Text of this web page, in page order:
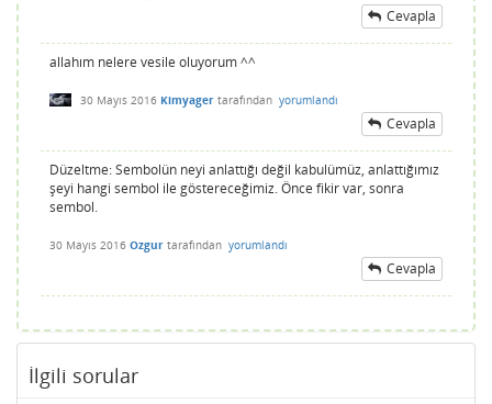
Cevapla
allahım nelere vesile oluyorum ^^
30 Mayıs 2016 Kimyager tarafından yorumlandı
Cevapla
Düzeltme: Sembolün neyi anlattığı değil kabulümüz, anlattığımız
şeyi hangi sembol ile göstereceğimiz. Önce fikir var, sonra
sembol.
30 Mayıs 2016 Ozgur tarafından yorumlandı
Cevapla
İlgili sorular